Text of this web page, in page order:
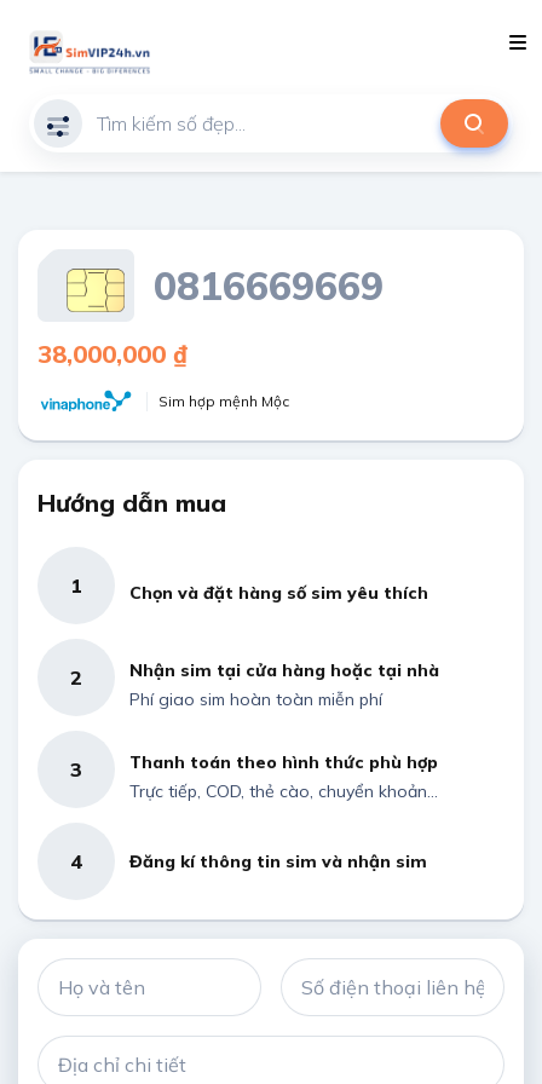
0816669669
38,000,000 ₫
Sim hợp mệnh Mộc
Hướng dẫn mua
1 Chọn và đặt hàng số sim yêu thích
2
Nhận sim tại cửa hàng hoặc tại nhà
Phí giao sim hoàn toàn miễn phí
3
Thanh toán theo hình thức phù hợp
Trực tiếp, COD, thẻ cào, chuyển khoản...
4 Đăng kí thông tin sim và nhận sim